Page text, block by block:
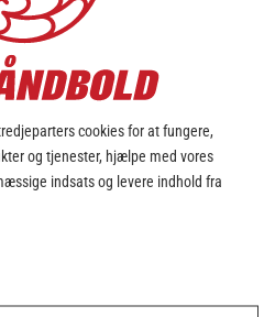
både Skive fH, Aarhus
Sydhavsøerne lige nu har
der har markeret sig
– især Mads
Thyborøn viser vejen
hans 33 mål på bare 4
scoringsantal på
er draget tilbage til
år –
cookies for at fungere,
og tjenester, hjælpe med vores
indsats og levere indhold fra